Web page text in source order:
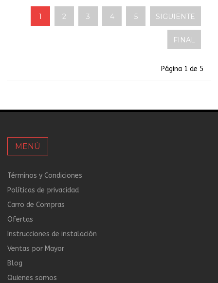
1 2 3 4 5 SIGUIENTE
FINAL
Página 1 de 5
MENÚ
Términos y Condiciones
Políticas de privacidad
Carro de Compras
Ofertas
Instrucciones de instalación
Ventas por Mayor
Blog
Quienes somos